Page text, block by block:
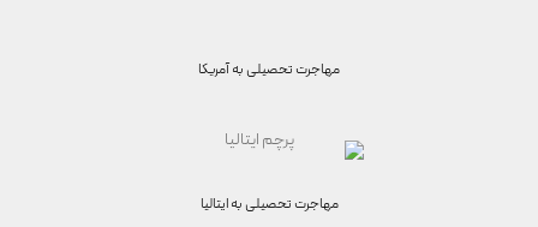
مهاجرت تحصیلی بهآمریکا
مهاجرت تحصیلی بهایتالیا